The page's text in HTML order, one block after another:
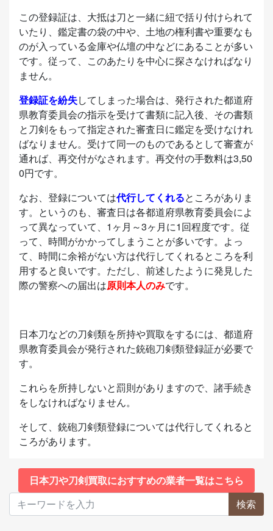
この登録証は、大抵は刀と一緒に紐で括り付けられて
いたり、鑑定書の袋の中や、土地の権利書や重要なも
のが入っている金庫や仏壇の中などにあることが多い
です。従って、このあたりを中心に探さなければなり
ません。
登録証を紛失してしまった場合は、発行された都道府
県教育委員会の指示を受けて書類に記入後、その書類
と刀剣をもって指定された審査日に鑑定を受けなけれ
ばなりません。受けて同一のものであるとして審査が
通れば、再交付がなされます。再交付の手数料は3,50
0円です。
なお、登録については代行してくれるところがありま
す。というのも、審査日は各都道府県教育委員会によ
って異なっていて、1ヶ月～3ヶ月に1回程度です。従
って、時間がかかってしまうことが多いです。よっ
て、時間に余裕がない方は代行してくれるところを利
用すると良いです。ただし、前述したように発見した
際の警察への届出は原則本人のみです。
日本刀などの刀剣類を所持や買取をするには、都道府
県教育委員会が発行された銃砲刀剣類登録証が必要で
す。
これらを所持しないと罰則がありますので、諸手続き
をしなければなりません。
そして、銃砲刀剣類登録については代行してくれると
ころがあります。
日本刀や刀剣買取におすすめの業者一覧はこちら
検索